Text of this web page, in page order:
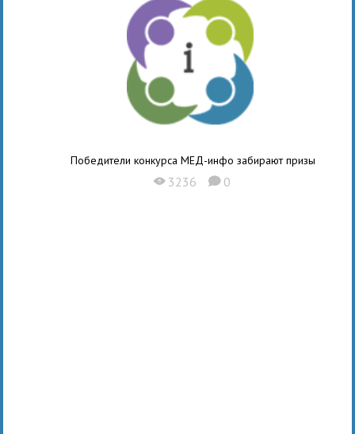
Победители конкурса МЕД-инфо забирают призы
X 3236 K 0